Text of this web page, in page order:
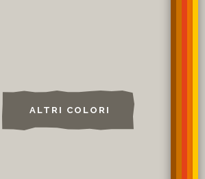
ALTRI COLORI